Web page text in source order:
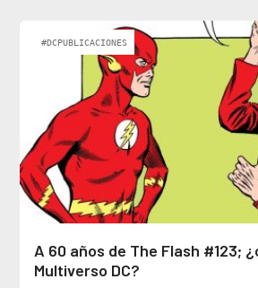
#DCPUBLICACIONES
A 60 años de The Flash #123;
Multiverso DC?